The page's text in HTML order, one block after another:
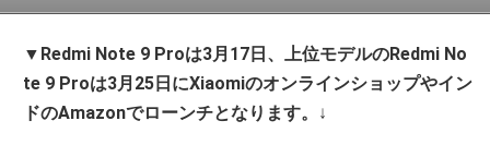
▼ Redmi Note 9 Proは3月17日、上位モデルのRedmi No
te 9 Proは3月25日にXiaomiのオンラインショップやイン
ドのAmazonでローンチとなります。 ↓